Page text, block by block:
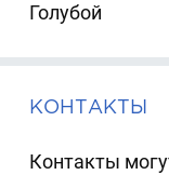
Голубой
КОНТАКТЫ
Контакты